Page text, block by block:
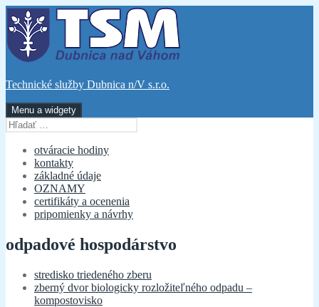
Preskočiť
na
obsah
Technické služby Dubnica n/V s.r.o.
Menu a widgety
Hľadať:
otváracie hodiny
kontakty
základné údaje
OZNAMY
certifikáty a ocenenia
pripomienky a návrhy
odpadové hospodárstvo
stredisko triedeného zberu
zberný dvor biologicky rozložiteľného odpadu –
kompostovisko